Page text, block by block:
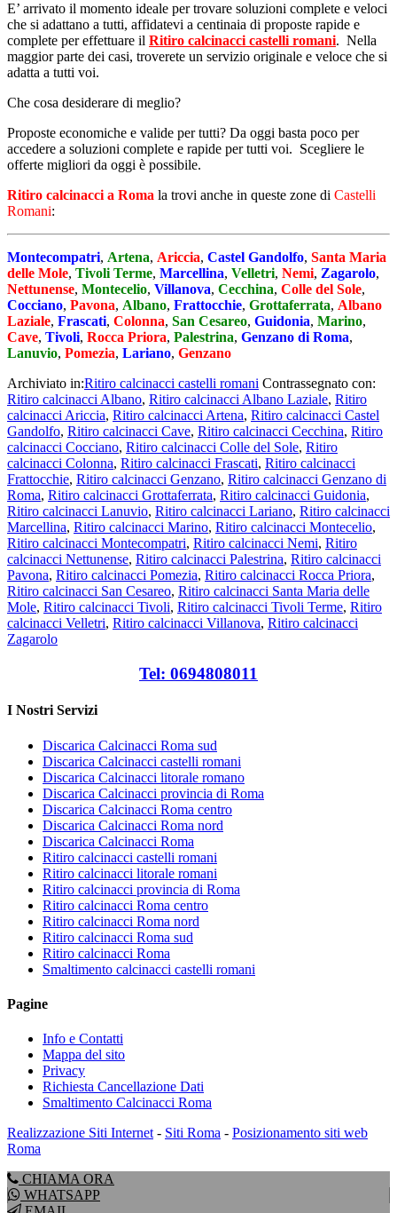
E’ arrivato il momento ideale per trovare soluzioni complete e veloci
che si adattano a tutti, affidatevi a centinaia di proposte rapide e
complete per effettuare il Ritiro calcinacci castelli romani. Nella
maggior parte dei casi, troverete un servizio originale e veloce che si
adatta a tutti voi.
Che cosa desiderare di meglio?
Proposte economiche e valide per tutti? Da oggi basta poco per
accedere a soluzioni complete e rapide per tutti voi. Scegliere le
offerte migliori da oggi è possibile.
Ritiro calcinacci a Roma la trovi anche in queste zone di Castelli
Romani:
Montecompatri, Artena, Ariccia, Castel Gandolfo, Santa Maria
delle Mole, Tivoli Terme, Marcellina, Velletri, Nemi, Zagarolo,
Nettunense, Montecelio, Villanova, Cecchina, Colle del Sole,
Cocciano, Pavona, Albano, Frattocchie, Grottaferrata, Albano
Laziale, Frascati, Colonna, San Cesareo, Guidonia, Marino,
Cave, Tivoli, Rocca Priora, Palestrina, Genzano di Roma,
Lanuvio, Pomezia, Lariano, Genzano
Archiviato in:Ritiro calcinacci castelli romani Contrassegnato con:
Ritiro calcinacci Albano, Ritiro calcinacci Albano Laziale, Ritiro
calcinacci Ariccia, Ritiro calcinacci Artena, Ritiro calcinacci Castel
Gandolfo, Ritiro calcinacci Cave, Ritiro calcinacci Cecchina, Ritiro
calcinacci Cocciano, Ritiro calcinacci Colle del Sole, Ritiro
calcinacci Colonna, Ritiro calcinacci Frascati, Ritiro calcinacci
Frattocchie, Ritiro calcinacci Genzano, Ritiro calcinacci Genzano di
Roma, Ritiro calcinacci Grottaferrata, Ritiro calcinacci Guidonia,
Ritiro calcinacci Lanuvio, Ritiro calcinacci Lariano, Ritiro calcinacci
Marcellina, Ritiro calcinacci Marino, Ritiro calcinacci Montecelio,
Ritiro calcinacci Montecompatri, Ritiro calcinacci Nemi, Ritiro
calcinacci Nettunense, Ritiro calcinacci Palestrina, Ritiro calcinacci
Pavona, Ritiro calcinacci Pomezia, Ritiro calcinacci Rocca Priora,
Ritiro calcinacci San Cesareo, Ritiro calcinacci Santa Maria delle
Mole, Ritiro calcinacci Tivoli, Ritiro calcinacci Tivoli Terme, Ritiro
calcinacci Velletri, Ritiro calcinacci Villanova, Ritiro calcinacci
Zagarolo
Tel: 0694808011
I Nostri Servizi
Discarica Calcinacci Roma sud
Discarica Calcinacci castelli romani
Discarica Calcinacci litorale romano
Discarica Calcinacci provincia di Roma
Discarica Calcinacci Roma centro
Discarica Calcinacci Roma nord
Discarica Calcinacci Roma
Ritiro calcinacci castelli romani
Ritiro calcinacci litorale romani
Ritiro calcinacci provincia di Roma
Ritiro calcinacci Roma centro
Ritiro calcinacci Roma nord
Ritiro calcinacci Roma sud
Ritiro calcinacci Roma
Smaltimento calcinacci castelli romani
Pagine
Info e Contatti
Mappa del sito
Privacy
Richiesta Cancellazione Dati
Smaltimento Calcinacci Roma
Realizzazione Siti Internet - Siti Roma - Posizionamento siti web
Roma
CHIAMA ORA
WHATSAPP